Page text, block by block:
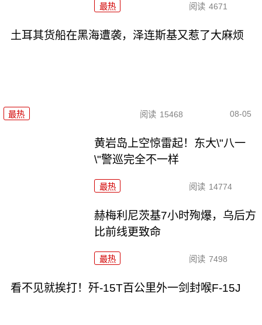
最热 阅读 4671
土耳其货船在黑海遭袭，泽连斯基又惹了大麻烦
最热 阅读 15468 08-05
黄岩岛上空惊雷起！东大\"八一
\"警巡完全不一样
最热 阅读 14774
赫梅利尼茨基7小时殉爆，乌后方
比前线更致命
最热 阅读 7498
看不见就挨打！歼-15T百公里外一剑封喉F-15J